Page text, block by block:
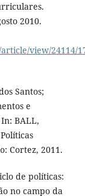
2010.
view/24114/
Santos;
e
BALL,
Cortez, 2011.
de políticas:
no campo da